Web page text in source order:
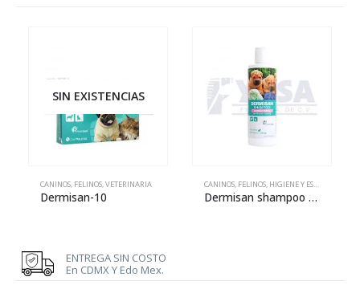
SIN EXISTENCIAS
CANINOS, FELINOS,VETERINARIA
Dermisan-10
CANINOS, FELINOS, HIGIENE Y ESTÉTICA
Dermisan shampoo – 340 ml
ENTREGA SIN COSTO
En CDMX Y Edo Mex.